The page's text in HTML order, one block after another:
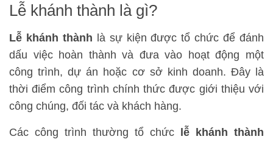
Lễ khánh thành là gì?
Lễ khánh thành là sự kiện được tổ chức để đánh
dấu việc hoàn thành và đưa vào hoạt động một
công trình, dự án hoặc cơ sở kinh doanh. Đây là
thời điểm công trình chính thức được giới thiệu với
công chúng, đối tác và khách hàng.
Các công trình thường tổ chức lễ khánh thành